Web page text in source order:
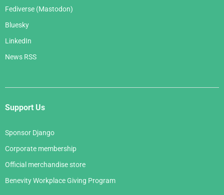
Fediverse (Mastodon)
Bluesky
LinkedIn
News RSS
Support Us
Sponsor Django
Corporate membership
Official merchandise store
Benevity Workplace Giving Program